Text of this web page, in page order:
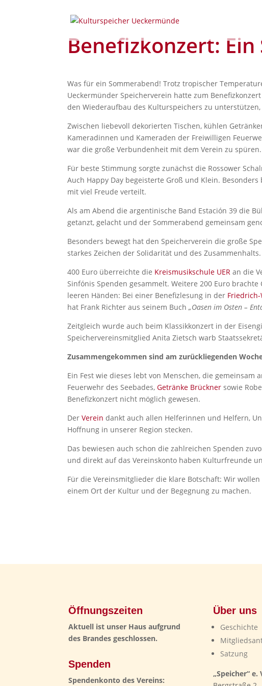
Benefizkonzert:
Was für ein Sommerabend! Trotz tropischer
Ueckermünder Speicherverein hatte zum
den Wiederaufbau des Kulturspeichers zu
Zwischen liebevoll dekorierten Tischen, kühlen
Kameradinnen und Kameraden der Freiwilligen
war die große Verbundenheit mit dem Verein zu spüren.
Für beste Stimmung sorgte zunächst die Rossower
Auch Happy Day begeisterte Groß und Klein.
mit viel Freude verteilt.
Als am Abend die argentinische Band Estación 39 die
getanzt, gelacht und der Sommerabend gemeinsam
Besonders bewegt hat den Speicherverein die große
starkes Zeichen der Solidarität und des Zusammenhalts.
400 Euro überreichte die Kreismusikschule UER an die
Sinfónis Spenden gesammelt. Weitere 200 Euro
leeren Händen: Bei einer Benefizlesung in der
hat Frank Richter aus seinem Buch „Oasen im Osten –
Zeitgleich wurde auch beim Klassikkonzert in der
Speichervereinsmitglied Anita Zietsch warb
Zusammengekommen sind am zurückliegenden
Ein Fest wie dieses lebt von Menschen, die
Feuerwehr des Seebades, Getränke Brückner sowie
Benefizkonzert nicht möglich gewesen.
Der Verein dankt auch allen Helferinnen und Helfern,
Hoffnung in unserer Region stecken.
Das bewiesen auch schon die zahlreichen Spenden
und direkt auf das Vereinskonto haben Kulturfreunde
Für die Vereinsmitglieder die klare Botschaft: Wir
einem Ort der Kultur und der Begegnung zu machen.
Öffnungszeiten
Aktuell ist unser Haus aufgrund
des Brandes geschlossen.
Spenden
Spendenkonto des Vereins:
Über uns
Geschichte
Satzung
„Speicher“ e.